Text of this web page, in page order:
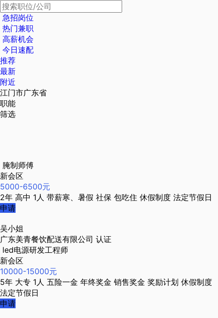
急招岗位
热门兼职
高薪机会
今日速配
推荐
最新
附近
江门市广东省
职能
筛选
腌制师傅
新会区
5000-6500元
2年 高中 1人 带薪寒、暑假 社保 包吃住 休假制度 法定节假日
申请
吴小姐
广东美青餐饮配送有限公司 认证
led电源研发工程师
新会区
10000-15000元
5年 大专 1人 五险一金 年终奖金 销售奖金 奖励计划 休假制度
法定节假日
申请